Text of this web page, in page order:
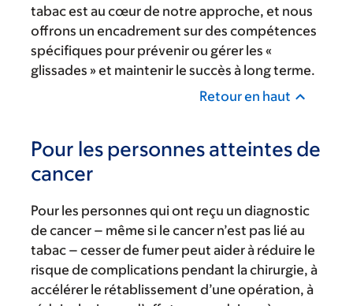
tabac est au cœur de notre approche, et nous
offrons un encadrement sur des compétences
spécifiques pour prévenir ou gérer les «
glissades » et maintenir le succès à long terme.
Retour en haut
Pour les personnes atteintes de
cancer
Pour les personnes qui ont reçu un diagnostic
de cancer – même si le cancer n’est pas lié au
tabac – cesser de fumer peut aider à réduire le
risque de complications pendant la chirurgie, à
accélérer le rétablissement d’une opération, à